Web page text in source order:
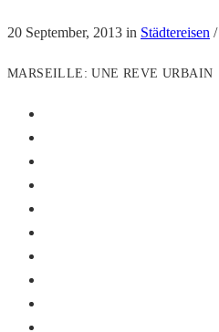
20 September, 2013 in Städtereisen /
MARSEILLE: UNE REVE URBAIN